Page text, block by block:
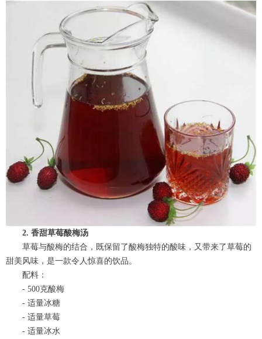
2. 香甜草莓酸梅汤
草莓与酸梅的结合，既保留了酸梅独特的酸味，又带来了草莓的
甜美风味，是一款令人惊喜的饮品。
配料：
- 500克酸梅
- 适量冰糖
- 适量草莓
- 适量冰水